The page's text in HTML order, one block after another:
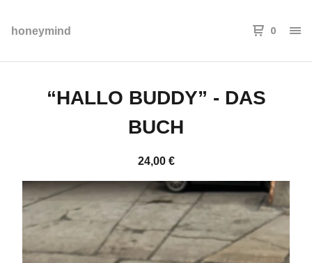
honeymind 0
“HALLO BUDDY” - DAS
BUCH
24,00 €